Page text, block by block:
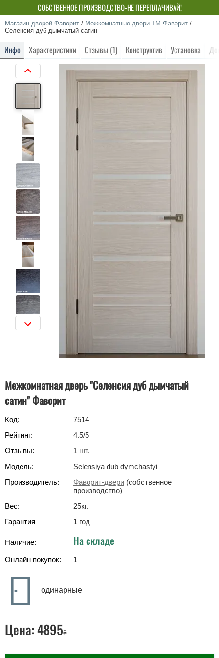
СОБСТВЕННОЕ ПРОИЗВОДСТВО-НЕ ПЕРЕПЛАЧИВАЙ!
Магазин дверей Фаворит / Межкомнатные двери ТМ Фаворит /
Селенсия дуб дымчатый сатин
Инфо Характеристики Отзывы (1) Конструктив Установка
Межкомнатная дверь "Селенсия дуб дымчатый
сатин" Фаворит
Код:
7514
Рейтинг:
4.5/5
Отзывы:
1 шт.
Модель:
Selensiya dub dymchastyi
Производитель:
Фаворит-двери (собственное
производство)
Вес:
25кг.
Гарантия
1 год
Наличие: На складе
Онлайн покупок: 1
одинарные
Цена:4895₴